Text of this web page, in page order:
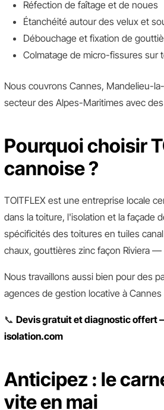
Réfection de faîtage et de noues
Étanchéité autour des velux et
Débouchage et fixation de
Colmatage de micro-fissures sur
Nous couvrons Cannes, Mandelieu-
secteur des Alpes-Maritimes avec
Pourquoi choisir
cannoise ?
TOITFLEX est une entreprise locale
dans la toiture, l'isolation et la façade
spécificités des toitures en tuiles
chaux, gouttières zinc façon Riviera
Nous travaillons aussi bien pour des
agences de gestion locative à
📞 Devis gratuit et diagnostic offert
isolation.com
Anticipez : le
vite en mai